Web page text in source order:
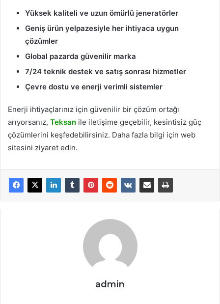
Yüksek kaliteli ve uzun ömürlü jeneratörler
Geniş ürün yelpazesiyle her ihtiyaca uygun
çözümler
Global pazarda güvenilir marka
7/24 teknik destek ve satış sonrası hizmetler
Çevre dostu ve enerji verimli sistemler
Enerji ihtiyaçlarınız için güvenilir bir çözüm ortağı
arıyorsanız, Teksan ile iletişime geçebilir, kesintisiz güç
çözümlerini keşfedebilirsiniz. Daha fazla bilgi için web
sitesini ziyaret edin.
admin